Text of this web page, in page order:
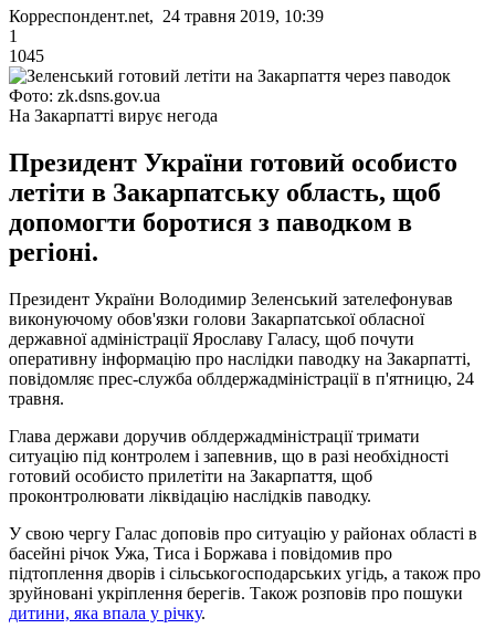
Корреспондент.net, 24 травня 2019, 10:39
1
1045
Фото: zk.dsns.gov.ua
На Закарпатті вирує негода
Президент України готовий особисто
летіти в Закарпатську область, щоб
допомогти боротися з паводком в
регіоні.
Президент України Володимир Зеленський зателефонував
виконуючому обов'язки голови Закарпатської обласної
державної адміністрації Ярославу Галасу, щоб почути
оперативну інформацію про наслідки паводку на Закарпатті,
повідомляє прес-служба облдержадміністрації в п'ятницю, 24
травня.
Глава держави доручив облдержадміністрації тримати
ситуацію під контролем і запевнив, що в разі необхідності
готовий особисто прилетіти на Закарпаття, щоб
проконтролювати ліквідацію наслідків паводку.
У свою чергу Галас доповів про ситуацію у районах області в
басейні річок Ужа, Тиса і Боржава і повідомив про
підтоплення дворів і сільськогосподарських угідь, а також про
зруйновані укріплення берегів. Також розповів про пошуки
дитини, яка впала у річку.